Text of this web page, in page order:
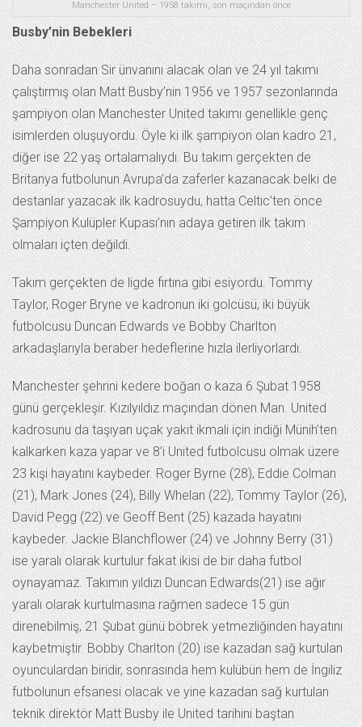
Manchester United – 1958 takımı, son maçından önce
Busby’nin Bebekleri
Daha sonradan Sir ünvanını alacak olan ve 24 yıl takımı
çalıştırmış olan Matt Busby’nin 1956 ve 1957 sezonlarında
şampiyon olan Manchester United takımı genellikle genç
isimlerden oluşuyordu. Öyle ki ilk şampiyon olan kadro 21,
diğer ise 22 yaş ortalamalıydı. Bu takım gerçekten de
Britanya futbolunun Avrupa’da zaferler kazanacak belki de
destanlar yazacak ilk kadrosuydu, hatta Celtic’ten önce
Şampiyon Kulüpler Kupası’nın adaya getiren ilk takım
olmaları içten değildi.
Takım gerçekten de ligde fırtına gibi esiyordu. Tommy
Taylor, Roger Bryne ve kadronun iki golcüsü, iki büyük
futbolcusu Duncan Edwards ve Bobby Charlton
arkadaşlarıyla beraber hedeflerine hızla ilerliyorlardı.
Manchester şehrini kedere boğan o kaza 6 Şubat 1958
günü gerçekleşir. Kızılyıldız maçından dönen Man. United
kadrosunu da taşıyan uçak yakıt ikmali için indiği Münih’ten
kalkarken kaza yapar ve 8’i United futbolcusu olmak üzere
23 kişi hayatını kaybeder. Roger Byrne (28), Eddie Colman
(21), Mark Jones (24), Billy Whelan (22), Tommy Taylor (26),
David Pegg (22) ve Geoff Bent (25) kazada hayatını
kaybeder. Jackie Blanchflower (24) ve Johnny Berry (31)
ise yaralı olarak kurtulur fakat ikisi de bir daha futbol
oynayamaz. Takımın yıldızı Duncan Edwards(21) ise ağır
yaralı olarak kurtulmasına rağmen sadece 15 gün
direnebilmiş, 21 Şubat günü böbrek yetmezliğinden hayatını
kaybetmiştir. Bobby Charlton (20) ise kazadan sağ kurtulan
oyunculardan biridir, sonrasında hem kulübün hem de İngiliz
futbolunun efsanesi olacak ve yine kazadan sağ kurtulan
teknik direktör Matt Busby ile United tarihini baştan